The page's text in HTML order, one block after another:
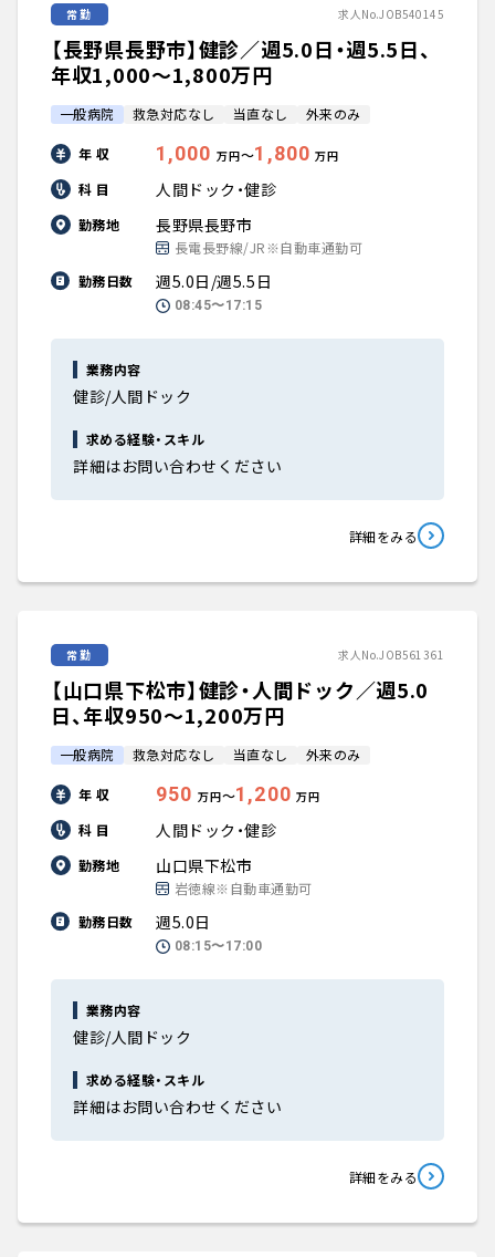
常勤 求人No.JOB540145
【長野県長野市】健診／週5.0日・週5.5日、
年収1,000〜1,800万円
一般病院 救急対応なし 当直なし 外来のみ
年 収 1,000 万円〜1,800 万円
科 目 人間ドック・健診
勤務地 長野県長野市
長電長野線/JR※自動車通勤可
勤務日数
週5.0日/週5.5日
08:45〜17:15
業務内容
健診/人間ドック
求める経験・スキル
詳細はお問い合わせください
詳細をみる
常勤 求人No.JOB561361
【山口県下松市】健診・人間ドック／週5.0
日、年収950〜1,200万円
一般病院 救急対応なし 当直なし 外来のみ
年 収 950 万円〜1,200 万円
科 目 人間ドック・健診
勤務地 山口県下松市
岩徳線※自動車通勤可
勤務日数
週5.0日
08:15〜17:00
業務内容
健診/人間ドック
求める経験・スキル
詳細はお問い合わせください
詳細をみる